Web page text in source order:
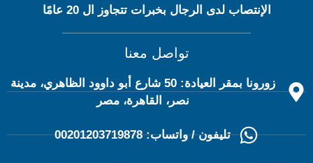
الإنتصاب لدى الرجال بخبرات تتجاوز ال 20 عامًا
تواصل معنا
زورونا بمقر العيادة: 50 شارع أبو داوود الظاهري، مدينة
نصر، القاهرة، مصر
تليفون / واتساب: 00201203719878